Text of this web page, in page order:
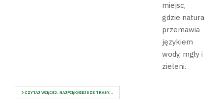
miejsc,
gdzie natura
przemawia
językiem
wody, mgły i
zieleni.
CZYTAJ WIĘCEJ: NAJPIĘKNIEJSZE TRASY...